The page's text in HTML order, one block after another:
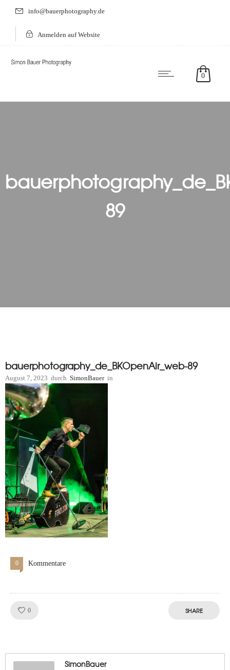
info@bauerphotography.de
Anmelden auf Website
0
89
bauerphotography_de_BKOpenAir_web-89
August 7, 2023 durch SimonBauer in
0 Kommentare
0 SHARE
SimonBauer